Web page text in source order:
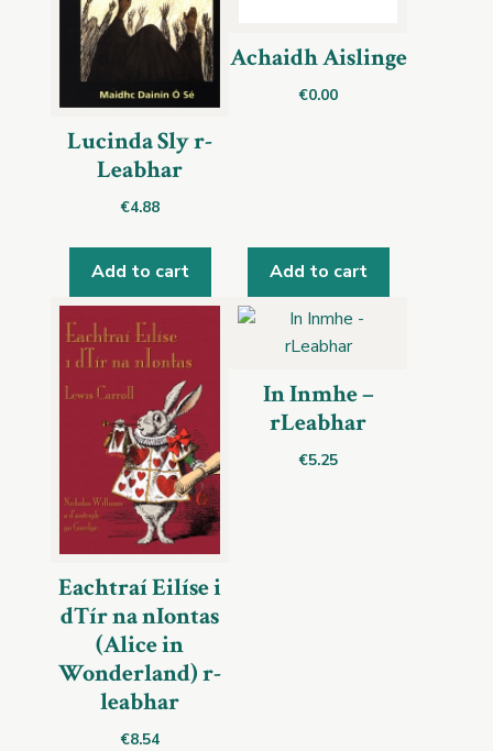
Lucinda Sly r-
Leabhar
€4.88
Add to cart
Achaidh Aislinge
€0.00
Add to cart
Eachtraí Eilíse i
dTír na nIontas
(Alice in
Wonderland) r-
leabhar
€8.54
In Inmhe –
rLeabhar
€5.25